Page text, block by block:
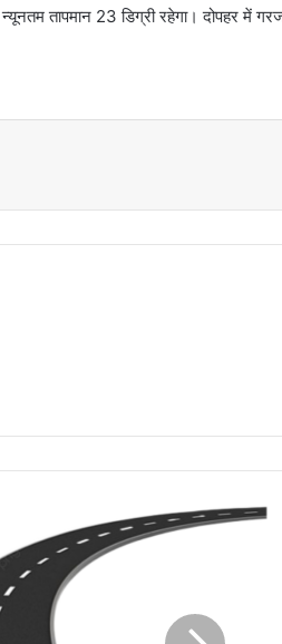
तापमान 23 डिग्री रहेगा। दोपहर में